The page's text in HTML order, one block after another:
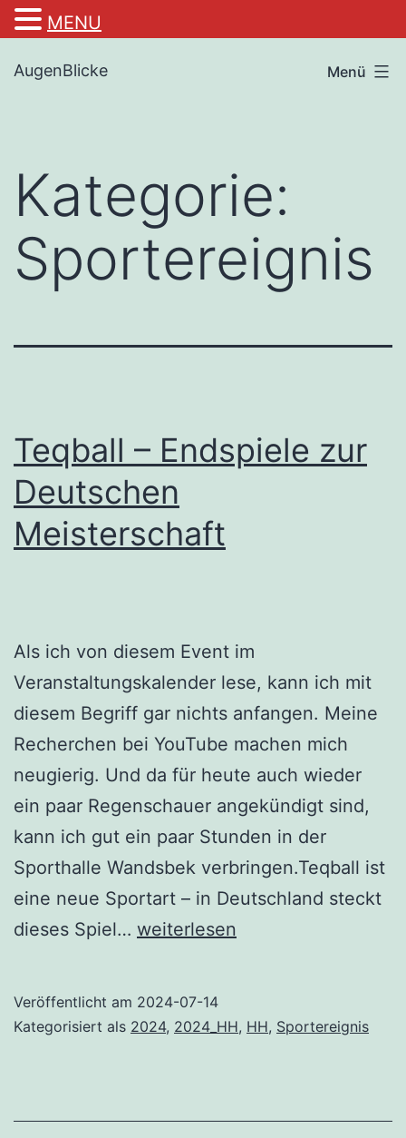
Inhalt
AugenBlicke Menü
Kategorie:
Sportereignis
Teqball – Endspiele zur
Deutschen
Meisterschaft
Als ich von diesem Event im
Veranstaltungskalender lese, kann ich mit
diesem Begriff gar nichts anfangen. Meine
Recherchen bei YouTube machen mich
neugierig. Und da für heute auch wieder
ein paar Regenschauer angekündigt sind,
kann ich gut ein paar Stunden in der
Sporthalle Wandsbek verbringen.Teqball ist
eine neue Sportart – in Deutschland steckt
dieses Spiel… Teqball
zur
weiterlesen
Veröffentlicht am 2024-07-14
Kategorisiert als 2024, 2024_HH, HH, Sportereignis
MENU